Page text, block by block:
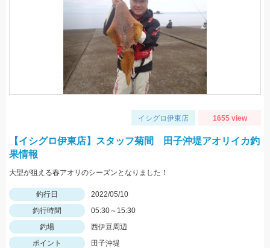
イシグロ伊東店 1655 view
【イシグロ伊東店】スタッフ菊間 田子沖堤アオリイカ釣
果情報
大型が狙える春アオリのシーズンとなりました！
釣行日
2022/05/10
釣行時間
05:30～15:30
釣場
西伊豆周辺
ポイント
田子沖堤